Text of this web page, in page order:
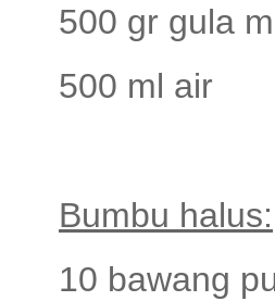
500 gr gula
500 ml air
Bumbu halus:
10 bawang